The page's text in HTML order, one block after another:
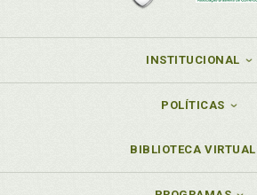
INSTITUCIONAL
POLÍTICAS
BIBLIOTECA VIRTUAL